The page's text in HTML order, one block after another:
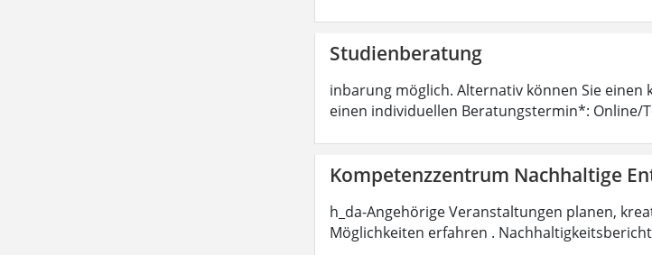
Studienberatung
inbarung möglich. Alternativ können Sie
einen individuellen Beratungstermin*: Online/
Kompetenzzentrum Nachhaltige
h_da-Angehörige Veranstaltungen planen,
Möglichkeiten erfahren .